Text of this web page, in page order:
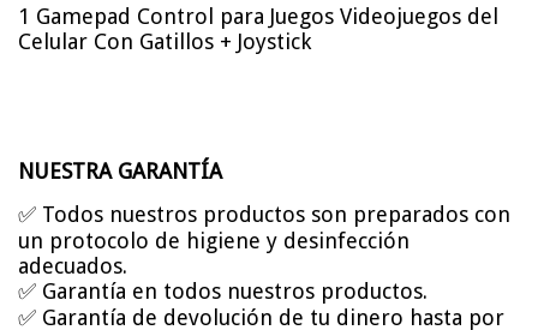
1 Gamepad Control para Juegos Videojuegos del
Celular Con Gatillos + Joystick
NUESTRA GARANTÍA
✅ Todos nuestros productos son preparados con
un protocolo de higiene y desinfección
adecuados.
✅ Garantía en todos nuestros productos.
✅ Garantía de devolución de tu dinero hasta por